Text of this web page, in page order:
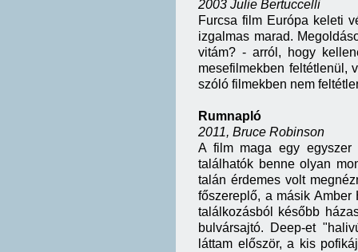
2003 Julie Bertuccelli
Furcsa film Európa keleti
izgalmas marad.
vitám? - arról, hogy
mesefilmekben feltétlenül,
szóló filmekben nem
Rumnapló
2011, Bruce Robinson
A film maga egy egyszer
találhatók benne olyan
talán érdemes volt
főszereplő, a másik
találkozásból később
bulvársajtó. Deep-et
láttam először, a kis